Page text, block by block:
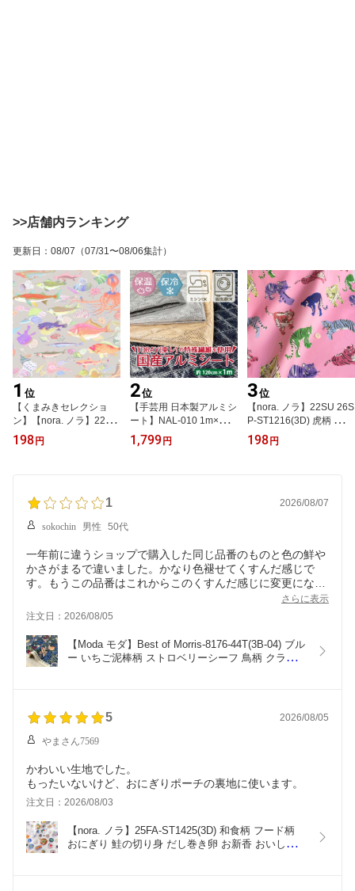
>>店舗内ランキング
更新日 ： 08/07 （07/31〜08/06集計）
1 位
【くまみきセレクショ
ン】【nora. ノラ】22SP
-KM1017(3D-13) 魚柄 大
きい方 海の生き物 グレ
00% シーチング 110cm
198 円
2位
【手芸用 日本製アルミシ
ート】NAL-010 1m×幅1
20cm 東レ・サンステー
トAL 保温 保冷 ミシン可
1,799 円
3位
【nora. ノラ】22SU 26S
P-ST1216(3D) 虎柄 タイ
ガー トラ柄 動物柄 ポッ
プ グラフィカル おしゃ
シーチング 110cm幅【1
198 円
1 2026/08/07
sokochin 男性 50代
一年前に違うショップで購入した同じ品番のものと色の鮮や
かさがまるで違いました。かなり色褪せてくすんだ感じで
す。もうこの品番はこれからこのくすんだ感じに変更になっ
てしまったのでしょうか。それとも一つ一つにこんなにも違
いが出るものなのでしょうか。色鮮やかな方が欲しかったの
た。上が今回購入したもので、下が違うショップで購入しま
した同じ品番のものです。どうぞよろしくお願いいたしま
す。
さらに表示
注文日：2026/08/05
【Moda モダ】Best of Morris-8176-44T(3B-04) ブル
ー いちご泥棒柄 ストロベリーシーフ 鳥柄 クラシッ
5 2026/08/05
やまさん7569
かわいい生地でした。
もったいないけど、おにぎりポーチの裏地に使います。
注文日：2026/08/03
【nora. ノラ】25FA-ST1425(3D) 和食柄 フード柄
おにぎり 鮭の切り身 だし巻き卵 お新香 おいしそう